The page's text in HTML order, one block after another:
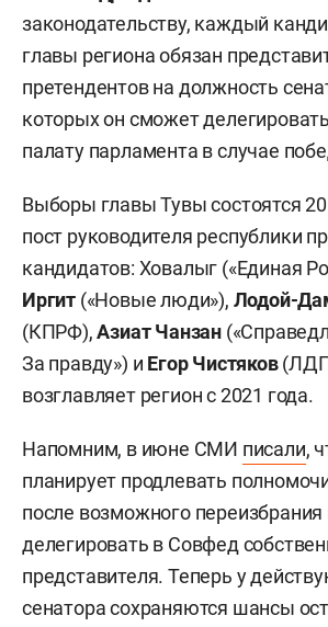
законодательству, каждый
главы региона обязан
претендентов на должность
которых он сможет
палату парламента в случае
Выборы главы Тувы состоятся
пост руководителя республики
кандидатов: Ховалыг («Единая
Иргит («Новые люди»), Лодой-
(КПРФ),Азиат Чанзан
За правду») и Егор Чистяков
возглавляет регион с 2021 года.
Напомним, в июне СМИ писали,
планирует продлевать
после возможного
делегировать в Совфед
представителя. Теперь у
сенатора сохраняются шансы